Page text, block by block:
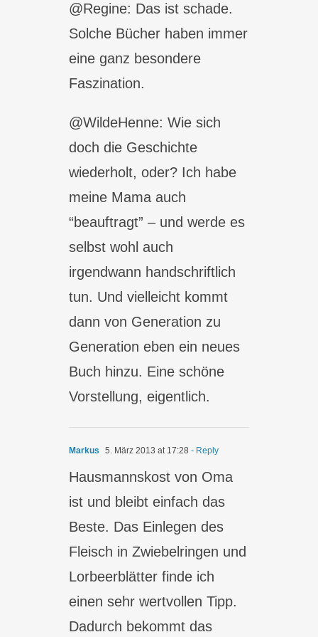
@Regine: Das ist schade.
Solche Bücher haben immer
eine ganz besondere
Faszination.
@WildeHenne: Wie sich
doch die Geschichte
wiederholt, oder? Ich habe
meine Mama auch
“beauftragt” – und werde es
selbst wohl auch
irgendwann handschriftlich
tun. Und vielleicht kommt
dann von Generation zu
Generation eben ein neues
Buch hinzu. Eine schöne
Vorstellung, eigentlich.
Markus 5. März 2013 at 17:28 - Reply
Hausmannskost von Oma
ist und bleibt einfach das
Beste. Das Einlegen des
Fleisch in Zwiebelringen und
Lorbeerblätter finde ich
einen sehr wertvollen Tipp.
Dadurch bekommt das